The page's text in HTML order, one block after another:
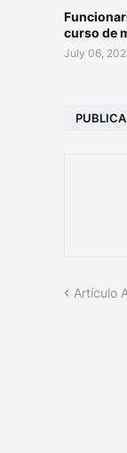
curso de
July 06,
Artículo